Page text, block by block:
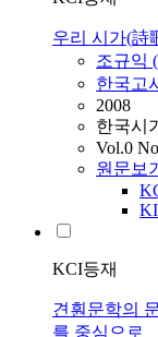
우리 시가(詩
조규익
한국고
2008
한국시
Vol.0
원문보
KCI등재
견훤문학의
를 중심으로